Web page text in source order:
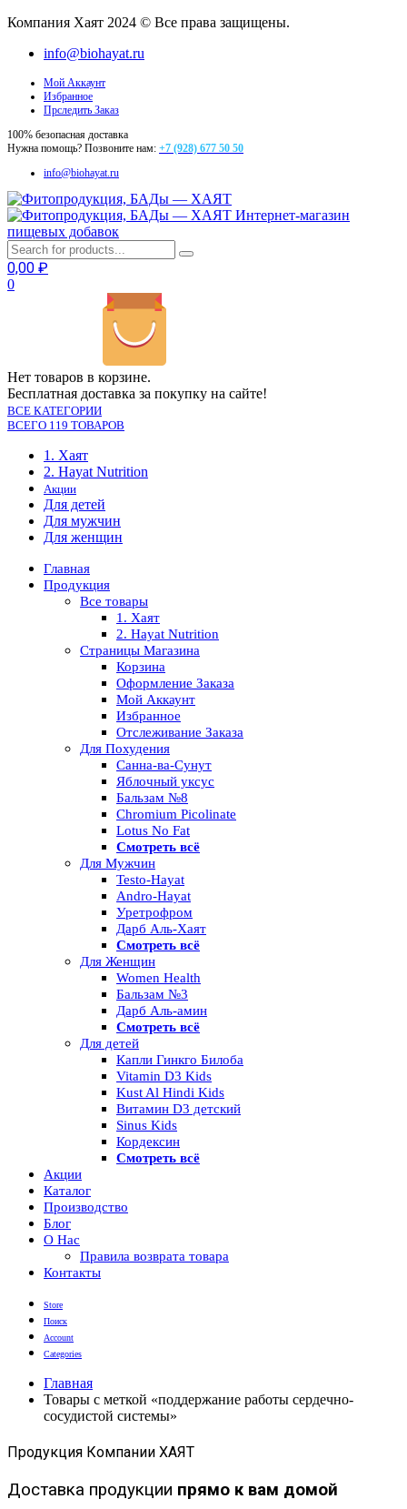
Компания Хаят 2024 © Все права защищены.
info@biohayat.ru
Мой Аккаунт
Избранное
Прследить Заказ
100% безопасная доставка
Нужна помощь? Позвоните нам: +7 (928) 677 50 50
info@biohayat.ru
Интернет-магазин
пищевых добавок
0,00 ₽
0
Нет товаров в корзине.
Бесплатная доставка за покупку на сайте!
ВСЕ КАТЕГОРИИ
ВСЕГО 119 ТОВАРОВ
1. Хаят
2. Hayat Nutrition
Акции
Для детей
Для мужчин
Для женщин
Главная
Продукция
Все товары
1. Хаят
2. Hayat Nutrition
Страницы Магазина
Корзина
Оформление Заказа
Мой Аккаунт
Избранное
Отслеживание Заказа
Для Похудения
Санна-ва-Сунут
Яблочный уксус
Бальзам №8
Chromium Picolinate
Lotus No Fat
Смотреть всё
Для Мужчин
Testo-Hayat
Andro-Hayat
Уретрофром
Дарб Аль-Хаят
Смотреть всё
Для Женщин
Women Health
Бальзам №3
Дарб Аль-амин
Смотреть всё
Для детей
Капли Гинкго Билоба
Vitamin D3 Kids
Kust Al Hindi Kids
Витамин D3 детский
Sinus Kids
Кордексин
Смотреть всё
Акции
Каталог
Производство
Блог
О Нас
Правила возврата товара
Контакты
Store
Поиск
Account
Categories
Главная
Товары с меткой «поддержание работы сердечно-
сосудистой системы»
Продукция Компании ХАЯТ
Доставка продукции прямо к вам домой